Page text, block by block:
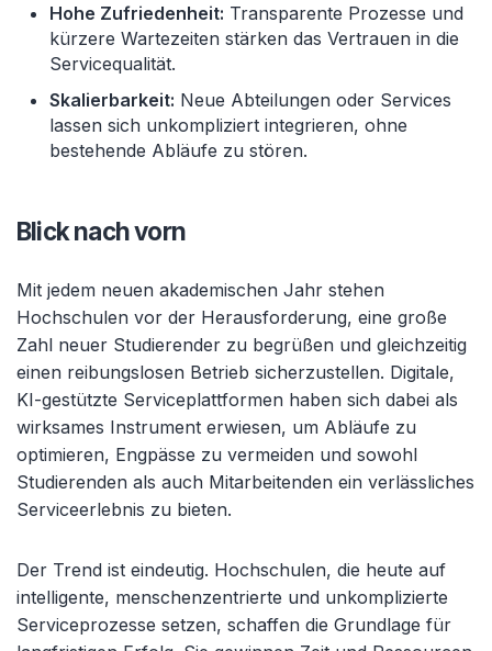
Hohe Zufriedenheit: Transparente Prozesse und
kürzere Wartezeiten stärken das Vertrauen in die
Servicequalität.
Skalierbarkeit: Neue Abteilungen oder Services
lassen sich unkompliziert integrieren, ohne
bestehende Abläufe zu stören.
Blick nach vorn
Mit jedem neuen akademischen Jahr stehen
Hochschulen vor der Herausforderung, eine große
Zahl neuer Studierender zu begrüßen und gleichzeitig
einen reibungslosen Betrieb sicherzustellen. Digitale,
KI-gestützte Serviceplattformen haben sich dabei als
wirksames Instrument erwiesen, um Abläufe zu
optimieren, Engpässe zu vermeiden und sowohl
Studierenden als auch Mitarbeitenden ein verlässliches
Serviceerlebnis zu bieten.
Der Trend ist eindeutig. Hochschulen, die heute auf
intelligente, menschenzentrierte und unkomplizierte
Serviceprozesse setzen, schaffen die Grundlage für